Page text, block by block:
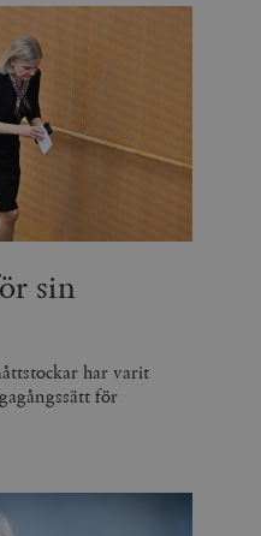
sin
har varit
för